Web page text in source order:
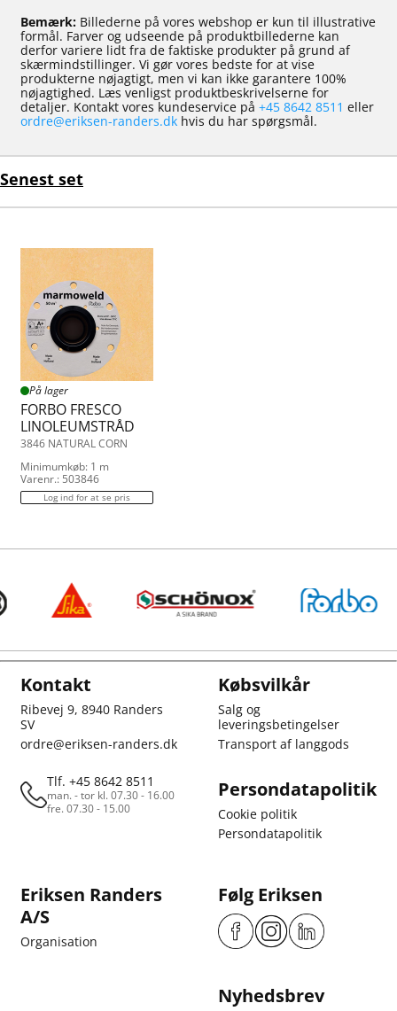
Bemærk: Billederne på vores webshop er kun til illustrative
formål. Farver og udseende på produktbillederne kan
derfor variere lidt fra de faktiske produkter på grund af
skærmindstillinger. Vi gør vores bedste for at vise
produkterne nøjagtigt, men vi kan ikke garantere 100%
nøjagtighed. Læs venligst produktbeskrivelserne for
detaljer. Kontakt vores kundeservice på +45 8642 8511 eller
ordre@eriksen-randers.dk hvis du har spørgsmål.
Senest set
På lager
FORBO FRESCO
LINOLEUMSTRÅD
3846 NATURAL CORN
Minimumkøb: 1 m
Varenr.: 503846
Log ind for at se pris
Kontakt
Ribevej 9, 8940 Randers
SV
ordre@eriksen-randers.dk
Tlf. +45 8642 8511
man. - tor kl. 07.30 - 16.00
fre. 07.30 - 15.00
Købsvilkår
Salg og
leveringsbetingelser
Transport af langgods
Persondatapolitik
Cookie politik
Persondatapolitik
Eriksen Randers
A/S
Organisation
Følg Eriksen
Nyhedsbrev